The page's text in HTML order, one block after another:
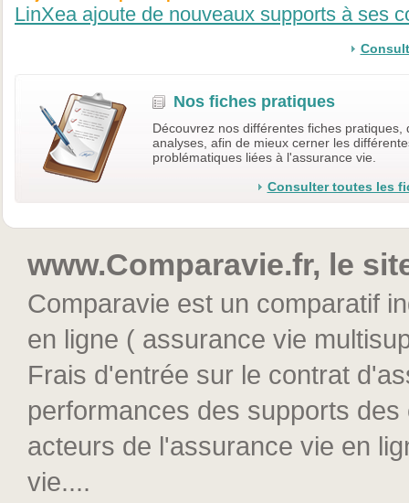
LinXea ajoute de nouveaux supports à ses
Nos fiches pratiques
Découvrez nos différentes fiches pratiques,
analyses, afin de mieux cerner les
problématiques liées à l'assurance vie.
Consulter toutes les
www.Comparavie.fr, le
Comparavie est un comparatif
en ligne ( assurance vie
Frais d'entrée sur le contrat
performances des supports
acteurs de l'assurance vie en
vie....